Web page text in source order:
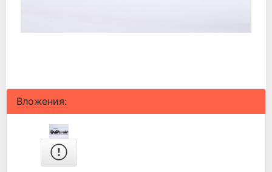
Вложения: